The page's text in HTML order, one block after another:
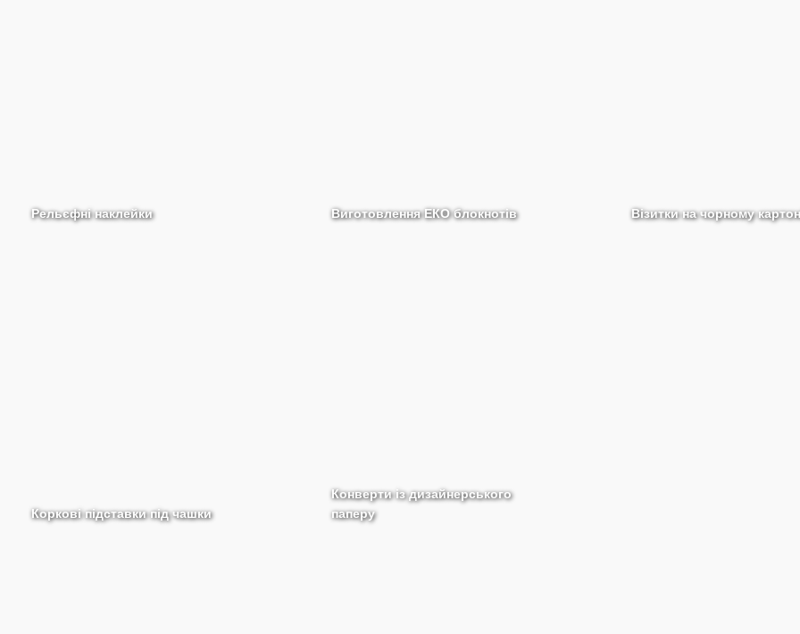
Рельєфні наклейки Виготовлення ЕКО блокнотів
Коркові підставки під чашки
Конверти із дизайнерського
паперу
Візитки на чорному